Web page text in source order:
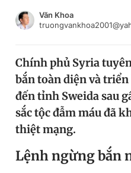
Chào ngày mới
Video
Sản phẩm khác
Tiện ích
Đăng xuất
Văn Khoa
Chính phủ Syria
bắn toàn diện và
đến tỉnh Sweida sau
sắc tộc đẫm máu đã
thiệt mạng.
Lệnh ngừng bắn